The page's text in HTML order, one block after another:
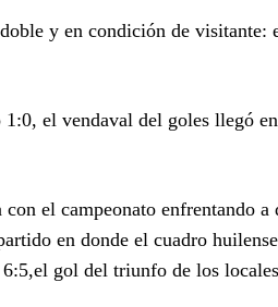
y en condición de visitante:
el vendaval del goles llegó
el campeonato enfrentando
en donde el cuadro
gol del triunfo de los